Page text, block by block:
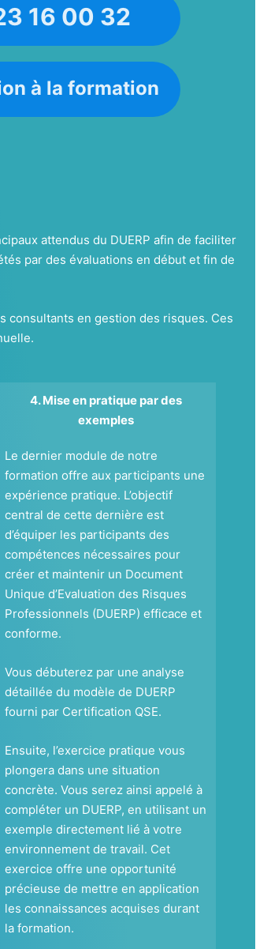
16 00 32
à la formation
attendus du DUERP afin de faciliter
par des évaluations en début et fin de
consultants en gestion des risques. Ces
4. Mise en pratique par des
exemples
Le dernier module de notre
formation offre aux participants une
expérience pratique. L’objectif
central de cette dernière est
d’équiper les participants des
compétences nécessaires pour
créer et maintenir un Document
Unique d’Evaluation des Risques
Professionnels (DUERP) efficace et
conforme.
Vous débuterez par une analyse
détaillée du modèle de DUERP
fourni par Certification QSE.
Ensuite, l’exercice pratique vous
plongera dans une situation
concrète. Vous serez ainsi appelé à
compléter un DUERP, en utilisant un
exemple directement lié à votre
environnement de travail. Cet
exercice offre une opportunité
précieuse de mettre en application
les connaissances acquises durant
la formation.